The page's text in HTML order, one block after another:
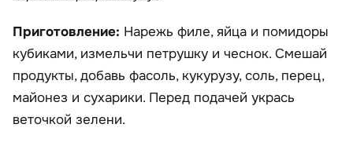
Приготовление: Нарежь филе, яйца и помидоры
кубиками, измельчи петрушку и чеснок. Смешай
продукты, добавь фасоль, кукурузу, соль, перец,
майонез и сухарики. Перед подачей укрась
веточкой зелени.